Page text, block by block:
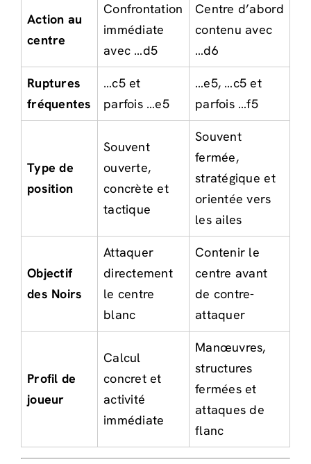
Action au
centre
Confrontation
immédiate
avec …d5
Centre d’abord
contenu avec
…d6
Ruptures
fréquentes
…c5 et
parfois …e5
…e5, …c5 et
parfois …f5
Type de
position
Souvent
ouverte,
concrète et
tactique
Souvent
fermée,
stratégique et
orientée vers
les ailes
Objectif
des Noirs
Attaquer
directement
le centre
blanc
Contenir le
centre avant
de contre-
attaquer
Profil de
joueur
Calcul
concret et
activité
immédiate
Manœuvres,
structures
fermées et
attaques de
flanc